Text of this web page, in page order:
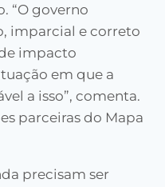
“O governo
imparcial e correto
impacto
em que a
a isso”, comenta.
parceiras do Mapa
precisam ser